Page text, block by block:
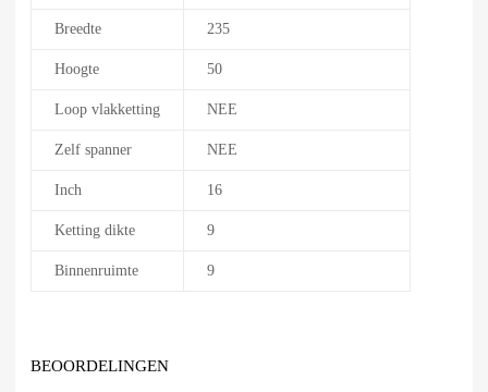
Breedte 235
Hoogte 50
Loop vlakketting NEE
Zelf spanner NEE
Inch 16
Ketting dikte 9
Binnenruimte 9
BEOORDELINGEN